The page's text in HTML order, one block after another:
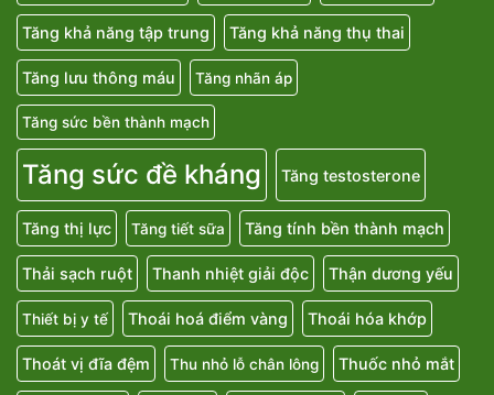
Tăng khả năng tập trung Tăng khả năng thụ thai
Tăng lưu thông máu Tăng nhãn áp
Tăng sức bền thành mạch
Tăng sức đề kháng Tăng testosterone
Tăng thị lực Tăng tiết sữa Tăng tính bền thành mạch
Thải sạch ruột Thanh nhiệt giải độc Thận dương yếu
Thiết bị y tế Thoái hoá điểm vàng Thoái hóa khớp
Thoát vị đĩa đệm Thu nhỏ lỗ chân lông Thuốc nhỏ mắt